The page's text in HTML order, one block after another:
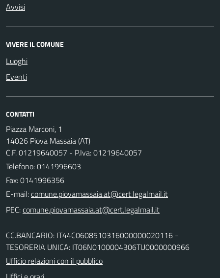
Avvisi
VIVERE IL COMUNE
Luoghi
Eventi
CONTATTI
Piazza Marconi, 1
14026 Piova Massaia (AT)
C.F. 01219640057 - P.Iva: 01219640057
Telefono:0141996603
Fax: 0141996356
E-mail:
PEC:
CC.BANCARIO: IT44C0608510316000000020116 -
TESORERIA UNICA: IT06N0100004306TU0000000966
Ufficio relazioni con il pubblico